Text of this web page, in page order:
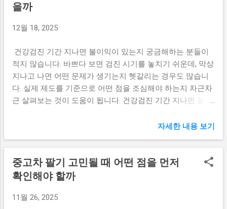
니다. 받지 않거나 통화 중간에 거절해도 불
이익은 발생하지 않습니다. 통화가 부담스럽
다면 정중하게 조사 참여가 어렵다고 말한 뒤
끊으셔도 괜찮습니다. 개인정보 요구 시 주의
할 점 일반적인 여론조사에서는 이름, 주민등
요구하지 않습니다. 만약 이런 정보를 요청한
다면 조사 목적을 다시 확인해 보시는 편이
하나의 선택입니다. 비슷한 번호로 계속 전화
가 올 때 0234442119처럼 여론조사 번호는
니다. 지급 연령 기준은 어떻게 이어질까 현
재 아동수당은 일정 연령까지 지급되는 구조
로 운영되고 있습니다. 2026 아동수당 역시
이 연령 기준을 유지하거나, 단계적으로 확대
하는 방안이 논의될 가능성이 있습니다. 실제
원이 이어지길 바라는 목소리도 꾸준히 나오
고 있습니다. 아동수당 금액 인상 가능성 물
가 상승과 양육비 부담을 고려하면 수당 금액
조정에 대한 관심도 높습니다. 다만 아동수당
은 국가 재정과 직결되는 제도이기 때문에 단
을까
12월 18, 2025
건강검진 기간 지나면 불이익이 있는지 궁금해하는 분들이
적지 않습니다. 바쁘다 보면 검진 시기를 놓치기 쉬운데, 막상
지나고 나면 어떤 문제가 생기는지 헷갈리는 경우도 많습니
다. 실제 제도를 기준으로 어떤 점을 조심해야 하는지 차근차
근 살펴보는 것이 도움이 됩니다. 건강검진 기간 지나면 불이
도록 설계된 제도입니다. 검진을 받지 않았다고 해서 바로 불
질적인 불편이 생길 수 있습니다. 특히 직장가입자나 사업장
과 관련된 경우에는 주의가 필요합니다. 국가건강검진 기간
을 넘기면 바로 불이익이 있을까 일반적으로 개인이 검진 기
다만 해당 연도의 무료 검진 기회를 잃게 된다는 점이 가장 현
자세한 내용 보기
중고차 팔기 고민될 때 어떤 점을 먼저
확인해야 할까
11월 26, 2025